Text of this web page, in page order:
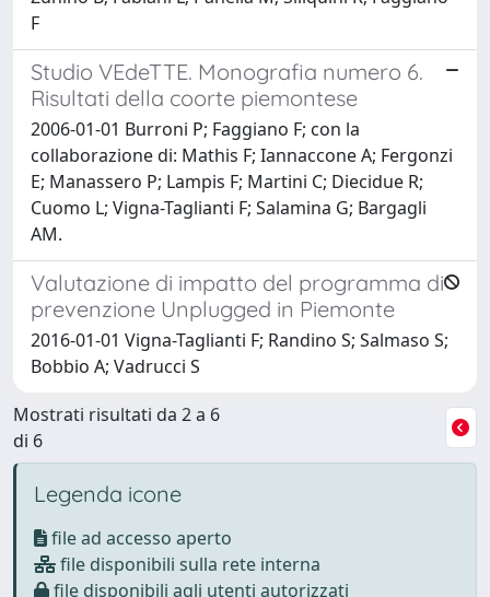
F
Studio VEdeTTE. Monografia numero 6.
Risultati della coorte piemontese
2006-01-01 Burroni P; Faggiano F; con la
collaborazione di: Mathis F; Iannaccone A; Fergonzi
E; Manassero P; Lampis F; Martini C; Diecidue R;
Cuomo L; Vigna-Taglianti F; Salamina G; Bargagli
AM.
Valutazione di impatto del programma di
prevenzione Unplugged in Piemonte
2016-01-01 Vigna-Taglianti F; Randino S; Salmaso S;
Bobbio A; Vadrucci S
Mostrati risultati da 2 a 6
di 6
Legenda icone
file ad accesso aperto
file disponibili sulla rete interna
file disponibili agli utenti autorizzati